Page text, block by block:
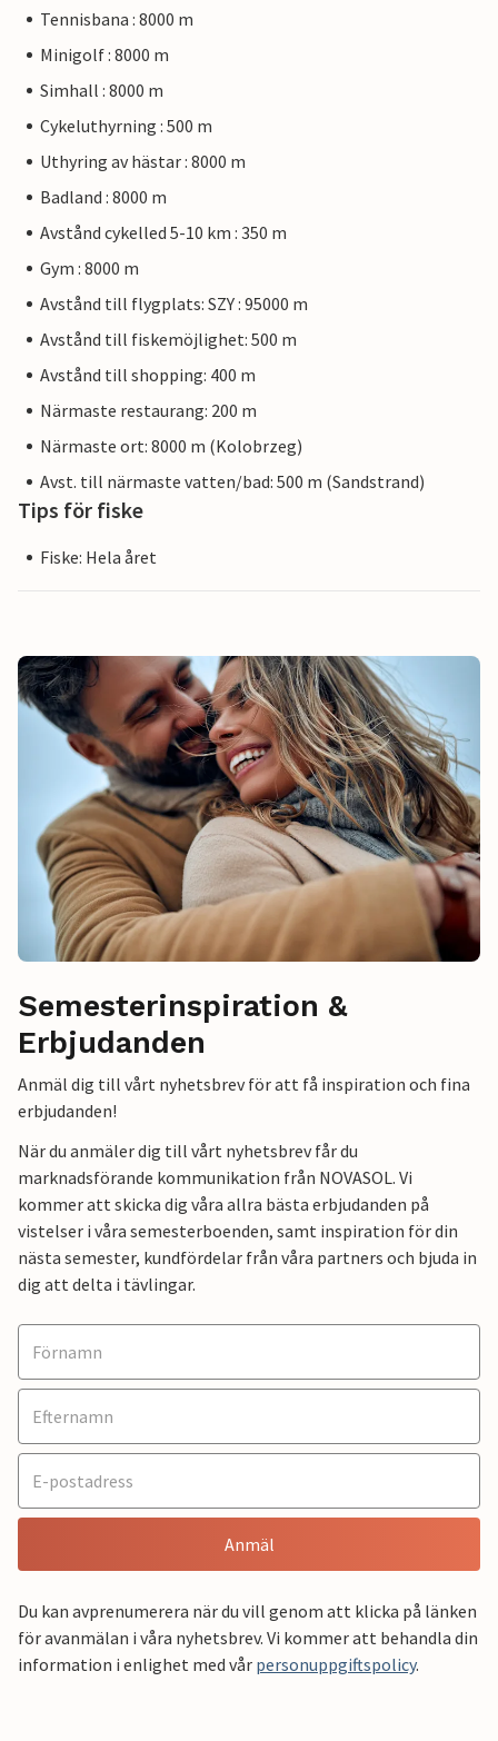
Tennisbana : 8000 m
Minigolf : 8000 m
Simhall : 8000 m
Cykeluthyrning : 500 m
Uthyring av hästar : 8000 m
Badland : 8000 m
Avstånd cykelled 5-10 km : 350 m
Gym : 8000 m
Avstånd till flygplats: SZY : 95000 m
Avstånd till fiskemöjlighet: 500 m
Avstånd till shopping: 400 m
Närmaste restaurang: 200 m
Närmaste ort: 8000 m (Kolobrzeg)
Avst. till närmaste vatten/bad: 500 m (Sandstrand)
Tips för fiske
Fiske: Hela året
Semesterinspiration &
Erbjudanden
Anmäl dig till vårt nyhetsbrev för att få inspiration och fina
erbjudanden!
När du anmäler dig till vårt nyhetsbrev får du
marknadsförande kommunikation från NOVASOL. Vi
kommer att skicka dig våra allra bästa erbjudanden på
vistelser i våra semesterboenden, samt inspiration för din
nästa semester, kundfördelar från våra partners och bjuda in
dig att delta i tävlingar.
Anmäl
Du kan avprenumerera när du vill genom att klicka på länken
för avanmälan i våra nyhetsbrev. Vi kommer att behandla din
information i enlighet med vår personuppgiftspolicy.